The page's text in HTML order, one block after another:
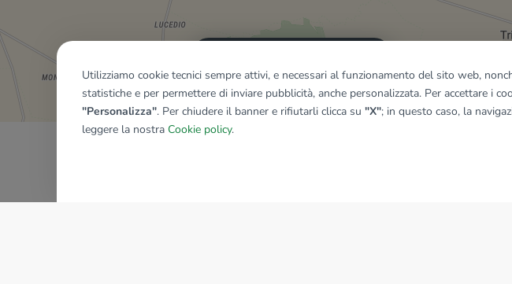
© OpenMapTiles| ©
Utilizziamo cookie tecnici sempre attivi, e necessari al funzionamento del sito web,
statistiche e per permettere di inviare pubblicità, anche personalizzata. Per accettare i
"Personalizza". Per chiudere il banner e rifiutarli clicca su "X"; in questo caso, la
leggere la nostra Cookie policy.